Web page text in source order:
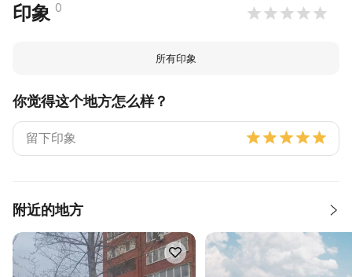
印象 0
所有印象
你觉得这个地方怎么样？
附近的地方